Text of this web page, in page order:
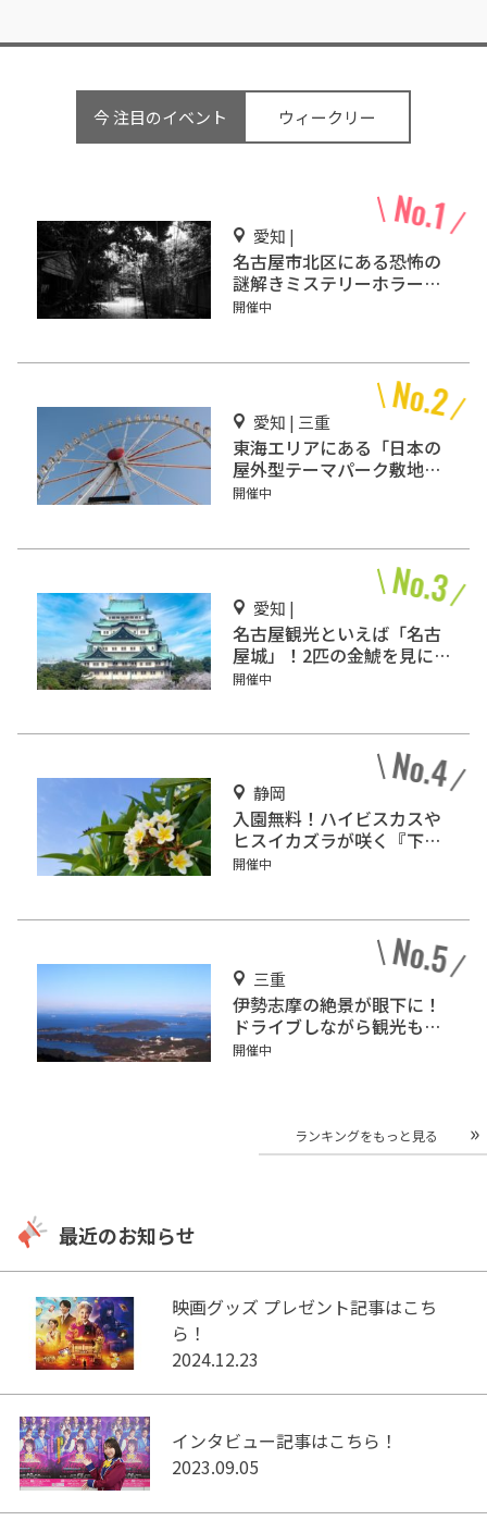
今 注目のイベント ウィークリー
愛知 |
名古屋市北区にある恐怖の
謎解きミステリーホラー
「エモい家」あなたは行き
開催中
愛知 | 三重
東海エリアにある「日本の
屋外型テーマパーク敷地面
積ランキング」入りしてい
開催中
愛知 |
名古屋観光といえば「名古
屋城」！2匹の金鯱を見に
行こう
開催中
静岡
入園無料！ハイビスカスや
ヒスイカズラが咲く『下賀
茂熱帯植物園』で南国気分
開催中
三重
伊勢志摩の絶景が眼下に！
ドライブしながら観光もで
きる「伊勢志摩スカイライ
開催中
ランキングをもっと見る
最近のお知らせ
映画グッズ プレゼント記事はこち
ら！
2024.12.23
インタビュー記事はこちら！
2023.09.05